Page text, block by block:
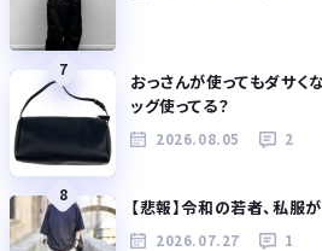
7
おっさんが使ってもダサく
ッグ使ってる？
2026.08.05 2
8
【悲報】令和の若者、私服
2026.07.27 1